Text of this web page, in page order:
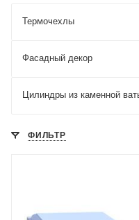
Термочехлы
Фасадный декор
Цилиндры из каменной
ФИЛЬТР